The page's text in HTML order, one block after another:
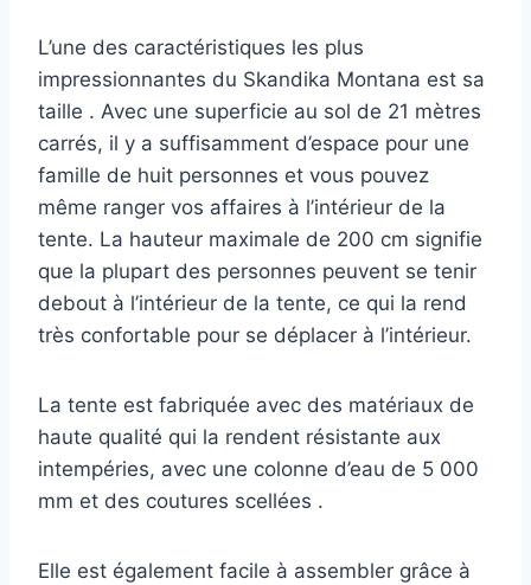
L’une des caractéristiques les plus
impressionnantes du Skandika Montana est sa
taille . Avec une superficie au sol de 21 mètres
carrés, il y a suffisamment d’espace pour une
famille de huit personnes et vous pouvez
même ranger vos affaires à l’intérieur de la
tente. La hauteur maximale de 200 cm signifie
que la plupart des personnes peuvent se tenir
debout à l’intérieur de la tente, ce qui la rend
très confortable pour se déplacer à l’intérieur.
La tente est fabriquée avec des matériaux de
haute qualité qui la rendent résistante aux
intempéries, avec une colonne d’eau de 5 000
mm et des coutures scellées .
Elle est également facile à assembler grâce à